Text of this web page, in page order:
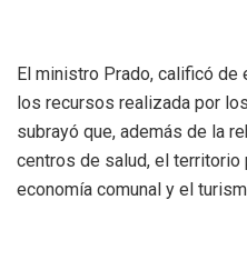
El ministro Prado, calificó de
los recursos realizada por
subrayó que, además de la
centros de salud, el territorio
economía comunal y el